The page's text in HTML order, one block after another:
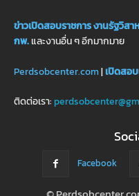
ข่าวเปิดสอบราชการงานรัฐวิสา
กพ.และงานอื่น ๆ อีกมากมาย
Perdsobcenter.com|เปิดสอบ
ติดต่อเรา:
Facebook